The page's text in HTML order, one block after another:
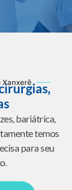
bariátrica,
temos
para seu